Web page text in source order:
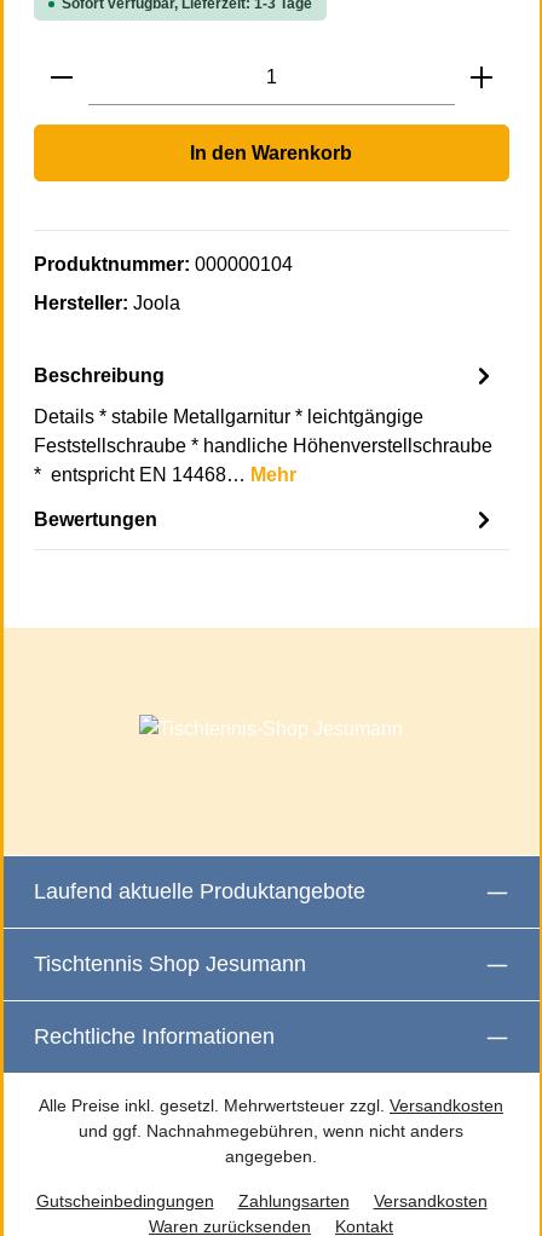
Sofort verfügbar, Lieferzeit: 1-3 Tage
Produkt Anzahl: Gib den gewünschten
In den Warenkorb
Produktnummer: 000000104
Hersteller: Joola
Beschreibung
Details * stabile Metallgarnitur * leichtgängige
Feststellschraube * handliche Höhenverstellschraube
* entspricht EN 14468… Mehr
Bewertungen
Laufend aktuelle Produktangebote
Tischtennis Shop Jesumann
Rechtliche Informationen
Alle Preise inkl. gesetzl. Mehrwertsteuer zzgl. Versandkosten
und ggf. Nachnahmegebühren, wenn nicht anders
angegeben.
Gutscheinbedingungen Zahlungsarten
Versandkosten
Waren zurücksenden
Kontakt